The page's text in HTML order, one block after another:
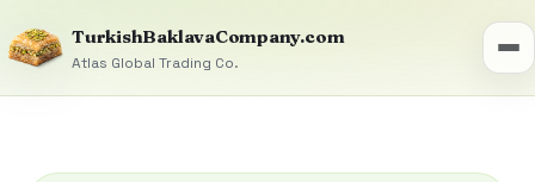
TurkishBaklavaCompany.com
Atlas Global Trading Co.